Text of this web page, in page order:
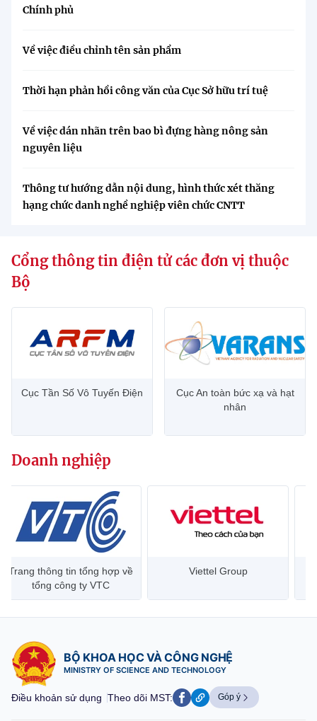
Chính phủ
Về việc điều chỉnh tên sản phẩm
Thời hạn phản hồi công văn của Cục Sở hữu trí tuệ
Về việc dán nhãn trên bao bì đựng hàng nông sản
nguyên liệu
Thông tư hướng dẫn nội dung, hình thức xét thăng
hạng chức danh nghề nghiệp viên chức CNTT
Cổng thông tin điện tử các đơn vị thuộc
Bộ
Cục Tần Số Vô Tuyến Điện
Cục An toàn bức xạ và hạt
nhân
Doanh nghiệp
Trang thông tin tổng hợp về
tổng công ty VTC
Viettel Group
BỘ KHOA HỌC VÀ CÔNG NGHỆ
MINISTRY OF SCIENCE AND TECHNOLOGY
Điều khoản sử dụng Theo dõi MST: Góp ý